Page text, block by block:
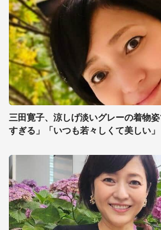
三田寛子、涼しげ淡いグレーの着物
すぎる」「いつも若々しくて美しい」